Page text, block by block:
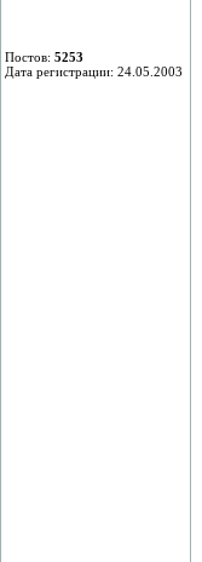
Постов: 5253
Дата регистрации: 24.05.2003